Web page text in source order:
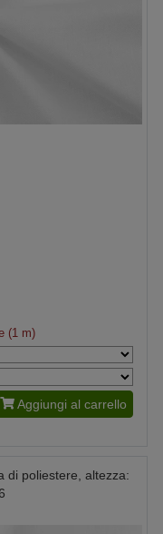
(1 m)
Aggiungi al carrello
di poliestere, altezza: